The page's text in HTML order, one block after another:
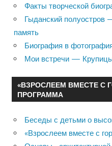
Факты творческой
Гыданский полуостров
память
Биография в
Мои встречи — Крупицы
«ВЗРОСЛЕЕМ ВМЕСТЕ С
ПРОГРАММА
Беседы с детьми о
«Взрослеем вместе с